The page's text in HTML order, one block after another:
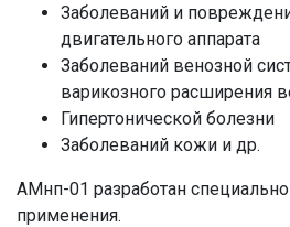
Заболеваний и
двигательного аппарата
Заболеваний венозной
варикозного расширения
Гипертонической болезни
Заболеваний кожи и др.
АМнп-01 разработан
применения.